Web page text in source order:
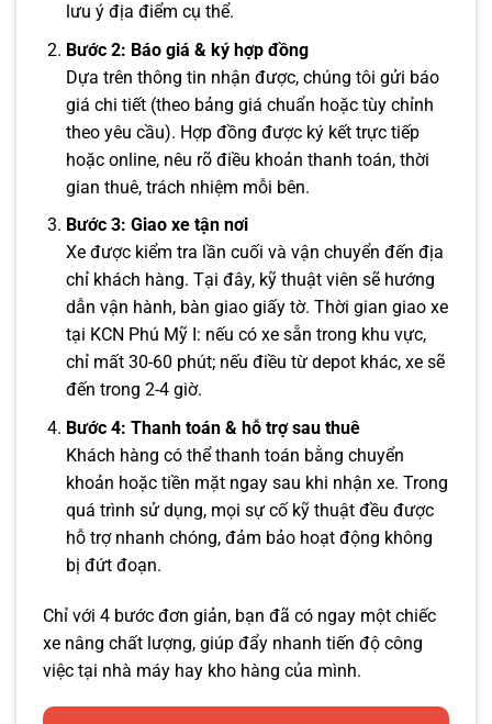
lưu ý địa điểm cụ thể.
Bước 2: Báo giá & ký hợp đồng
Dựa trên thông tin nhận được, chúng tôi gửi báo
giá chi tiết (theo bảng giá chuẩn hoặc tùy chỉnh
theo yêu cầu). Hợp đồng được ký kết trực tiếp
hoặc online, nêu rõ điều khoản thanh toán, thời
gian thuê, trách nhiệm mỗi bên.
Bước 3: Giao xe tận nơi
Xe được kiểm tra lần cuối và vận chuyển đến địa
chỉ khách hàng. Tại đây, kỹ thuật viên sẽ hướng
dẫn vận hành, bàn giao giấy tờ. Thời gian giao xe
tại KCN Phú Mỹ I: nếu có xe sẵn trong khu vực,
chỉ mất 30-60 phút; nếu điều từ depot khác, xe sẽ
đến trong 2-4 giờ.
Bước 4: Thanh toán & hỗ trợ sau thuê
Khách hàng có thể thanh toán bằng chuyển
khoản hoặc tiền mặt ngay sau khi nhận xe. Trong
quá trình sử dụng, mọi sự cố kỹ thuật đều được
hỗ trợ nhanh chóng, đảm bảo hoạt động không
bị đứt đoạn.
Chỉ với 4 bước đơn giản, bạn đã có ngay một chiếc
xe nâng chất lượng, giúp đẩy nhanh tiến độ công
việc tại nhà máy hay kho hàng của mình.